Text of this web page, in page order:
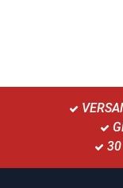
30